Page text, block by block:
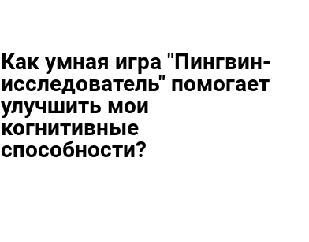
Как умная игра "Пингвин-
исследователь" помогает
улучшить мои
когнитивные
способности?